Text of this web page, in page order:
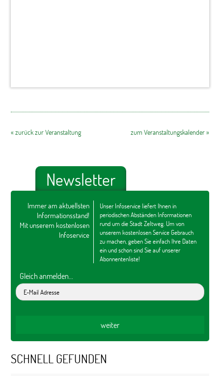
« zurück zur Veranstaltung zum Veranstaltungskalender »
Newsletter
Immer am aktuellsten
Informationsstand!
Mit unserem kostenlosen
Infoservice
Unser Infoservice liefert Ihnen in
periodischen Abständen Informationen
rund um die Stadt Zeltweg. Um von
unserem kostenlosen Service Gebrauch
zu machen, geben Sie einfach Ihre Daten
ein und schon sind Sie auf unserer
Abonnentenliste!
Gleich anmelden...
SCHNELL GEFUNDEN